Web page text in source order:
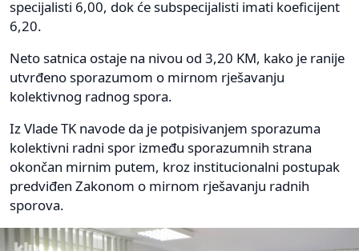
specijalisti 6,00, dok će subspecijalisti imati koeficijent
6,20.
Neto satnica ostaje na nivou od 3,20 KM, kako je ranije
utvrđeno sporazumom o mirnom rješavanju
kolektivnog radnog spora.
Iz Vlade TK navode da je potpisivanjem sporazuma
kolektivni radni spor između sporazumnih strana
okončan mirnim putem, kroz institucionalni postupak
predviđen Zakonom o mirnom rješavanju radnih
sporova.